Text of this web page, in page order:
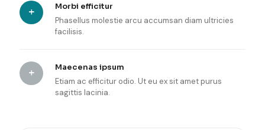
Morbi efficitur
Phasellus molestie arcu accumsan diam ultricies
facilisis.
Maecenas ipsum
Etiam ac efficitur odio. Ut eu ex sit amet purus
sagittis lacinia.